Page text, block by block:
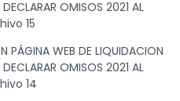
OMISOS 2021 AL
15
PÁGINA WEB DE LIQUIDACION
OMISOS 2021 AL
14